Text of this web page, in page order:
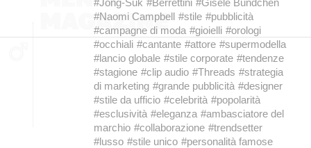
#Jong-Suk #Berrettini #Gisele Bündchen
#Naomi Campbell #stile #pubblicità
#campagne di moda #gioielli #orologi
#occhiali #cantante #attore #supermodella
#lancio globale #stile corporate #tendenze
#stagione #clip audio #Threads #strategia
di marketing #grande pubblicità #designer
#stile da ufficio #celebrità #popolarità
#esclusività #eleganza #ambasciatore del
marchio #collaborazione #trendsetter
#lusso #stile unico #personalità famose